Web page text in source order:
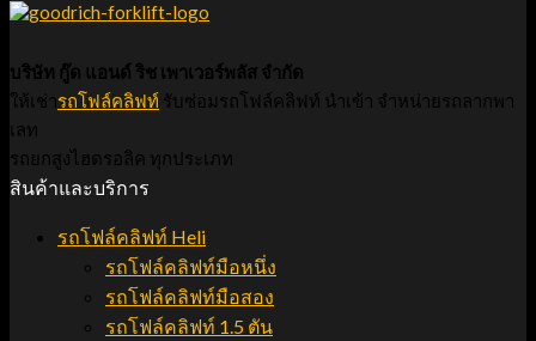
บริษัท กู๊ด แอนด์ ริช เพาเวอร์พลัส จำกัด
ให้เช่ารถโฟล์คลิฟท์ รับซ่อมรถโฟล์คลิฟท์ นำเข้า จำหน่ายรถลากพา
เลท
รถยกสูงไฮดรอลิค ทุกประเภท
สินค้าและบริการ
รถโฟล์คลิฟท์ Heli
รถโฟล์คลิฟท์มือหนึ่ง
รถโฟล์คลิฟท์มือสอง
รถโฟล์คลิฟท์ 1.5 ตัน